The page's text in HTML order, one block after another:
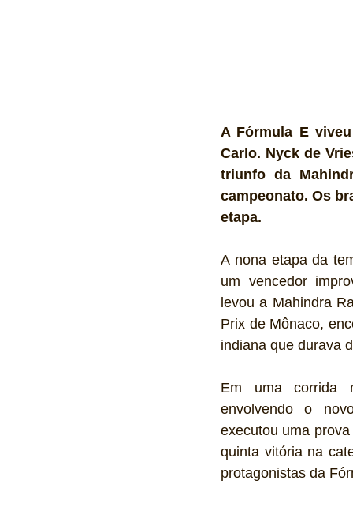
A Fórmula E
Carlo. Nyck de
triunfo da
campeonato. Os
etapa.
A nona etapa da
um vencedor
levou a Mahindra
Prix de Mônaco,
indiana que durava
Em uma corrida
envolvendo o
executou uma
quinta vitória na
protagonistas da